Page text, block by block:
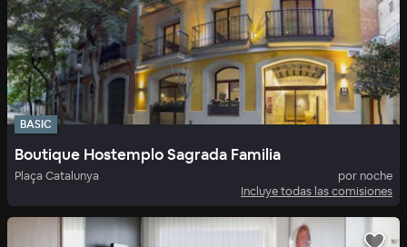
BASIC
Boutique Hostemplo Sagrada Familia
Plaça Catalunya
por noche
Incluye todas las comisiones